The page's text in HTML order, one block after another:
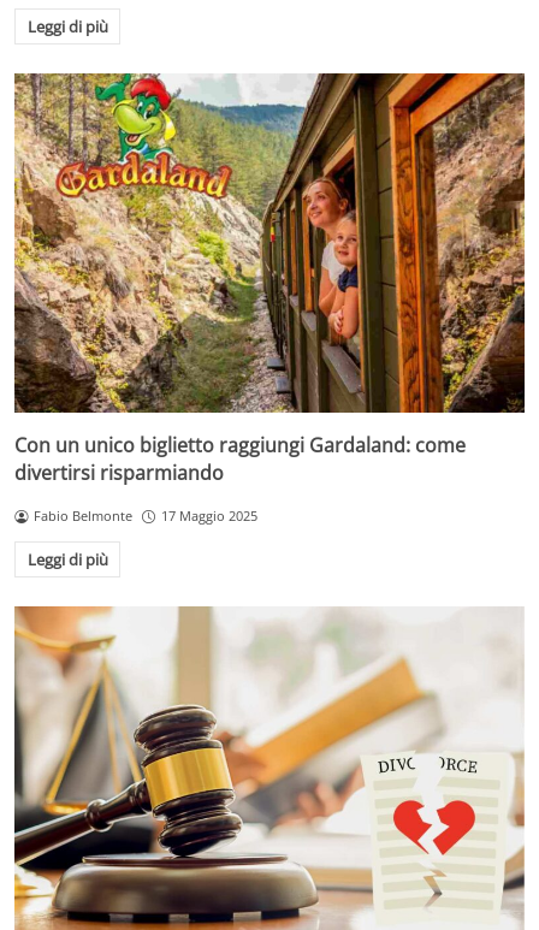
Leggi di più
Con un unico biglietto raggiungi Gardaland: come
divertirsi risparmiando
Fabio Belmonte 17 Maggio 2025
Leggi di più